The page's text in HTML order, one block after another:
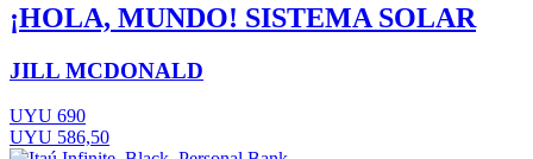
¡HOLA, MUNDO! SISTEMA SOLAR
JILL MCDONALD
UYU 690
UYU 586,50